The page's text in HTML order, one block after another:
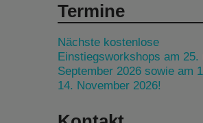
Termine
Nächste kostenlose
Einstiegsworkshops am 25.
September 2026 sowie am
14. November 2026!